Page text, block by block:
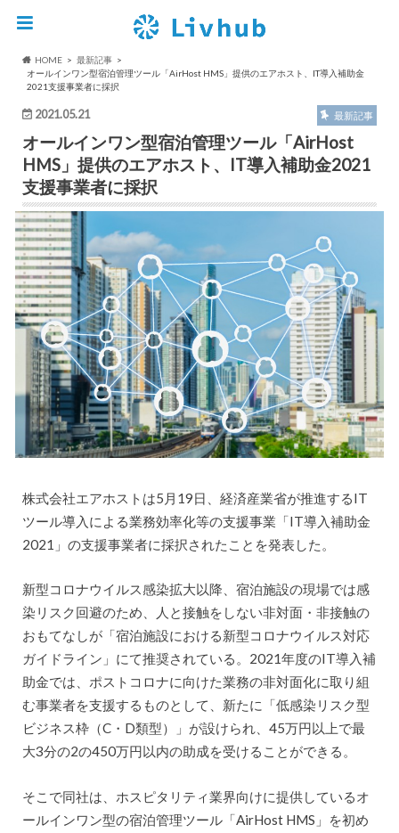
HOME
最新記事
オールインワン型宿泊管理ツール「AirHost HMS」提供のエアホスト、IT導入補助金
2021支援事業者に採択
2021.05.21 最新記事
オールインワン型宿泊管理ツール「AirHost
HMS」提供のエアホスト、IT導入補助金2021
支援事業者に採択
株式会社エアホストは5月19日、経済産業省が推進するIT
ツール導入による業務効率化等の支援事業「IT導入補助金
2021」の支援事業者に採択されたことを発表した。
新型コロナウイルス感染拡大以降、宿泊施設の現場では感
染リスク回避のため、人と接触をしない非対面・非接触の
おもてなしが「宿泊施設における新型コロナウイルス対応
ガイドライン」にて推奨されている。2021年度のIT導入補
助金では、ポストコロナに向けた業務の非対面化に取り組
む事業者を支援するものとして、新たに「低感染リスク型
ビジネス枠（C・D類型）」が設けられ、45万円以上で最
大3分の2の450万円以内の助成を受けることができる。
そこで同社は、ホスピタリティ業界向けに提供しているオ
ールインワン型の宿泊管理ツール「AirHost HMS」を初め